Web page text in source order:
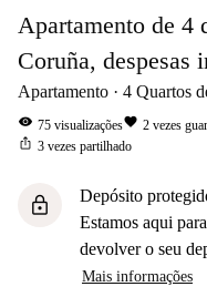
Apartamento de 4
Coruña, despesas
Apartamento 4 Quartos
visibility 75 visualizaçõesfavorite 2 vezes
ios_share 3 vezes partilhado
lock
Depósito
Estamos aqui
devolver o seu
Mais informações